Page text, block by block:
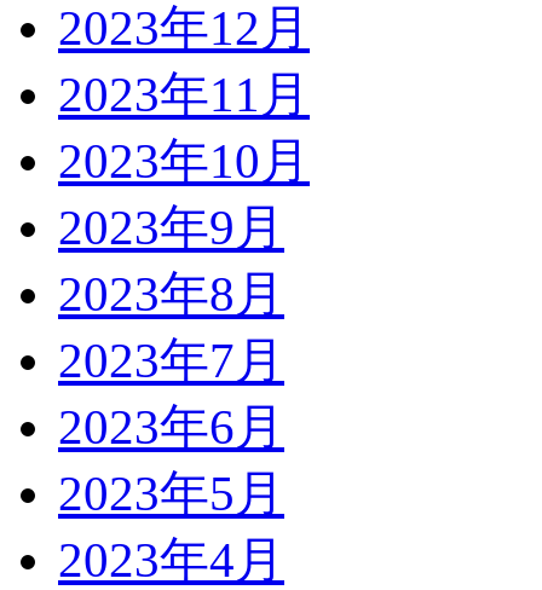
2023年12月
2023年11月
2023年10月
2023年9月
2023年8月
2023年7月
2023年6月
2023年5月
2023年4月